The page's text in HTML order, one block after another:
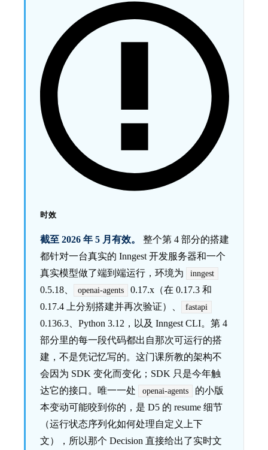
时效
截至 2026 年 5 月有效。
整个第 4 部分的搭建
都针对一台真实的 Inngest 开发服务器和一个
真实模型做了端到端运行，环境为
inngest
0.5.18、 openai-agents
0.17.x（在 0.17.3 和
0.17.4 上分别搭建并再次验证）、
fastapi
0.136.3、Python 3.12，以及 Inngest CLI。第 4
部分里的每一段代码都出自那次可运行的搭
建，不是凭记忆写的。这门课所教的架构不
会因为 SDK 变化而变化；SDK 只是今年触
达它的接口。唯一一处
openai-agents
的小版
本变动可能咬到你的，是 D5 的 resume 细节
（运行状态序列化如何处理自定义上下
文），所以那个 Decision 直接给出了实时文